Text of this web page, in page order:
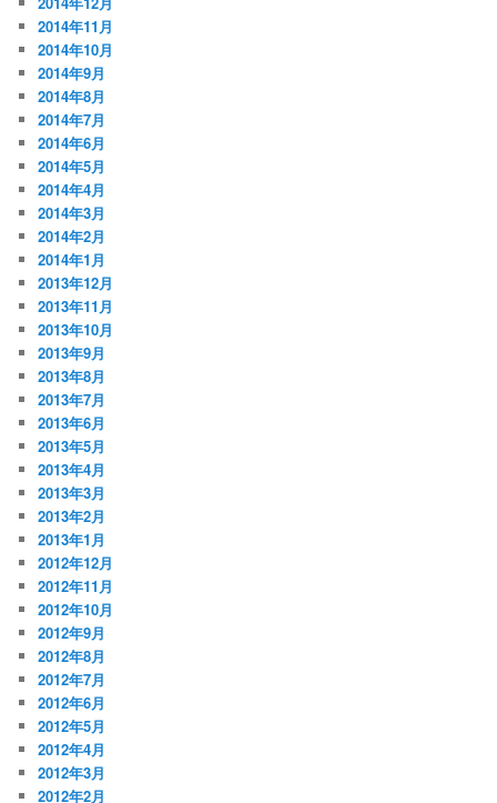
2014年11月
2014年10月
2014年9月
2014年8月
2014年7月
2014年6月
2014年5月
2014年4月
2014年3月
2014年2月
2014年1月
2013年12月
2013年11月
2013年10月
2013年9月
2013年8月
2013年7月
2013年6月
2013年5月
2013年4月
2013年3月
2013年2月
2013年1月
2012年12月
2012年11月
2012年10月
2012年9月
2012年8月
2012年7月
2012年6月
2012年5月
2012年4月
2012年3月
2012年2月